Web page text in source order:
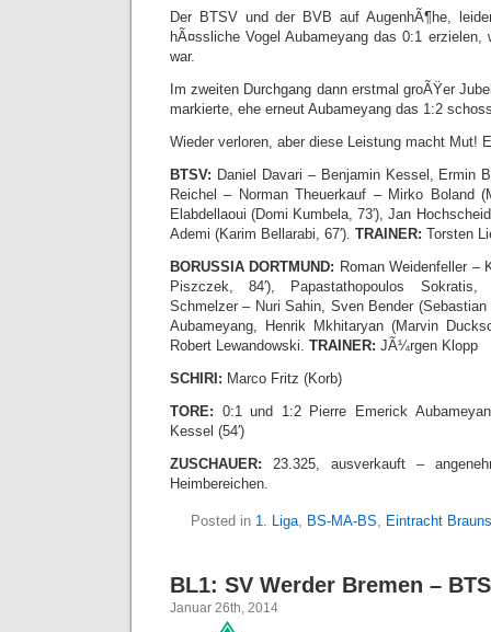
Der BTSV und der BVB auf AugenhÃ¶he,
hÃ¤ssliche Vogel Aubameyang das 0:1 erzielen,
war.
Im zweiten Durchgang dann erstmal groÃŸer
markierte, ehe erneut Aubameyang das 1:2
Wieder verloren, aber diese Leistung macht Mut!
BTSV: Daniel Davari – Benjamin Kessel, Ermin
Reichel – Norman Theuerkauf – Mirko Boland
Elabdellaoui (Domi Kumbela, 73′), Jan
Ademi (Karim Bellarabi, 67′). TRAINER: Torsten
BORUSSIA DORTMUND: Roman Weidenfeller –
Piszczek, 84′), Papastathopoulos
Schmelzer – Nuri Sahin, Sven Bender (Sebastian
Aubameyang, Henrik Mkhitaryan (Marvin
Robert Lewandowski. TRAINER: JÃ¼rgen Klopp
SCHIRI: Marco Fritz (Korb)
TORE: 0:1 und 1:2 Pierre Emerick
Kessel (54′)
ZUSCHAUER: 23.325, ausverkauft –
Heimbereichen.
Posted in 1. Liga, BS-MA-BS, Eintracht
BL1: SV Werder Bremen –
Januar 26th, 2014